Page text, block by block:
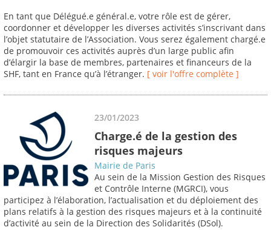
En tant que Délégué.e général.e, votre rôle est de gérer,
coordonner et développer les diverses activités s’inscrivant dans
l’objet statutaire de l’Association. Vous serez également chargé.e
de promouvoir ces activités auprès d’un large public afin
d’élargir la base de membres, partenaires et financeurs de la
SHF, tant en France qu’à l’étranger. [ voir l'offre complète ]
23/01/2023
Charge.é de la gestion des
risques majeurs
Mairie de Paris
Au sein de la Mission Gestion des Risques
et Contrôle Interne (MGRCI), vous
participez à l’élaboration, l’actualisation et du déploiement des
plans relatifs à la gestion des risques majeurs et à la continuité
d’activité au sein de la Direction des Solidarités (DSol).